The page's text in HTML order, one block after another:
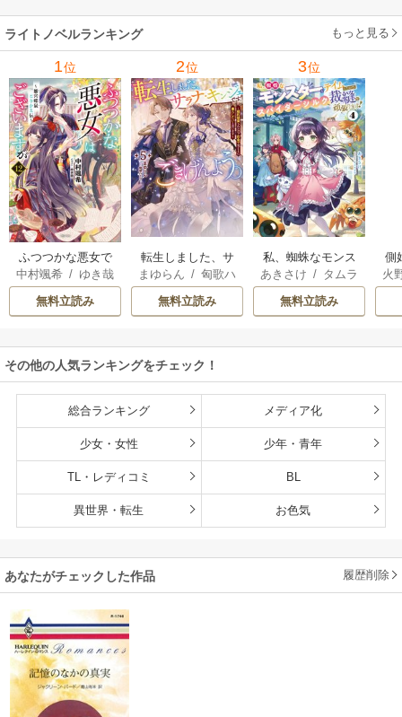
ーガン/星合操/ア
ン･ウィール/ 津寺
里可子
ウェイ/一重夕子
ーディ/海野みつる
サラ･ウッド/流
水凛子
ザ
ライトノベルランキング もっと見る
1位
ふつつかな悪女で
はございますが
中村颯希 / ゆき哉
無料立読み
2位
転生しました、サ
ラナ・キンジェで
す。ごきげんよ
う。
まゆらん /匈歌ハ
トリ
無料立読み
3位
私、蜘蛛なモンス
ターをテイムした
ので、スパイダー
シルクで裁縫を頑
あきさけ / タムラ
ヨウ
無料立読み
側
火
その他の人気ランキングをチェック！
総合ランキング メディア化
少女・女性 少年・青年
TL・レディコミ BL
異世界・転生 お色気
あなたがチェックした作品 履歴削除